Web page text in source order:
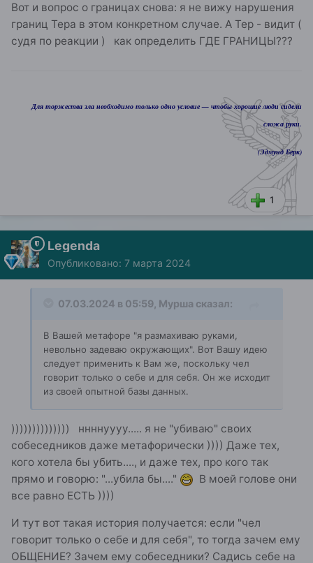
Вот и вопрос о границах снова: я не вижу нарушения
границ Тера в этом конкретном случае. А Тер - видит (
судя по реакции ) как определить ГДЕ ГРАНИЦЫ???
1
Для торжества зла необходимо только одно условие — чтобы хорошие люди сидели
сложа руки.
(Эдмунд Берк)
Legenda
Опубликовано: 7 марта 2024
07.03.2024 в 05:59, Мурша сказал:
В Вашей метафоре "я размахиваю руками,
невольно задеваю окружающих". Вот Вашу идею
следует применить к Вам же, поскольку чел
говорит только о себе и для себя. Он же исходит
из своей опытной базы данных.
)))))))))))))) ннннуууу..... я не "убиваю" своих
собеседников даже метафорически )))) Даже тех,
кого хотела бы убить...., и даже тех, про кого так
прямо и говорю: "...убила бы...."
В моей голове они
все равно ЕСТЬ ))))
И тут вот такая история получается: если "чел
говорит только о себе и для себя", то тогда зачем ему
ОБЩЕНИЕ? Зачем ему собеседники? Садись себе на